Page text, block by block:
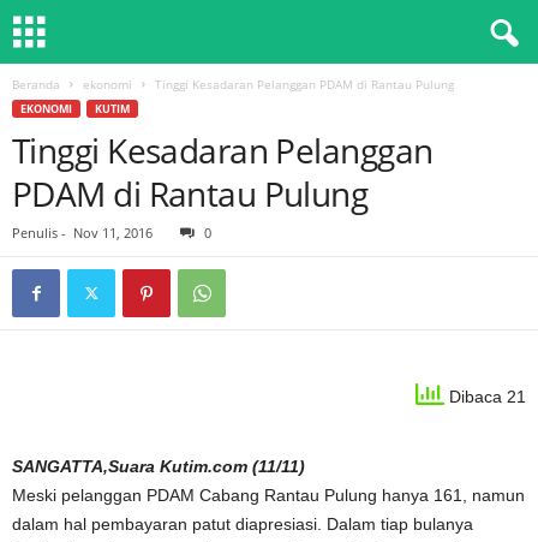
Beranda ekonomi Tinggi Kesadaran Pelanggan PDAM di Rantau Pulung
EKONOMI KUTIM
Tinggi Kesadaran Pelanggan
PDAM di Rantau Pulung
Penulis - Nov 11, 2016 0
Dibaca 21
SANGATTA,Suara Kutim.com (11/11)
Meski pelanggan PDAM Cabang Rantau Pulung hanya 161, namun
dalam hal pembayaran patut diapresiasi. Dalam tiap bulanya